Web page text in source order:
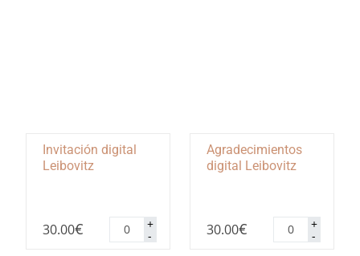
Invitación digital
Leibovitz
30.00€ -
Invitación
digital
Leibovitz
+
Agradecimientos
digital Leibovitz
30.00€ -
digital
Leibovitz
+